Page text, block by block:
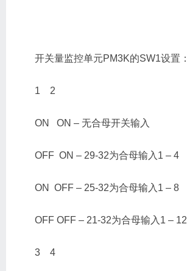
开关量监控单元PM3K的SW1设置：
1 2
ON ON – 无合母开关输入
OFF ON – 29-32为合母输入1 – 4
ON OFF – 25-32为合母输入1 – 8
OFF OFF – 21-32为合母输入1 – 12
3 4